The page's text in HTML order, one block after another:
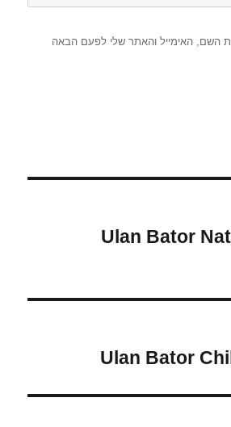
השם, האימייל והאתר שלי לפעם הבאה
Ulan Bator
Ulan Bator